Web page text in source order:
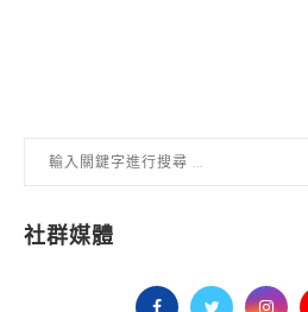
社群媒體